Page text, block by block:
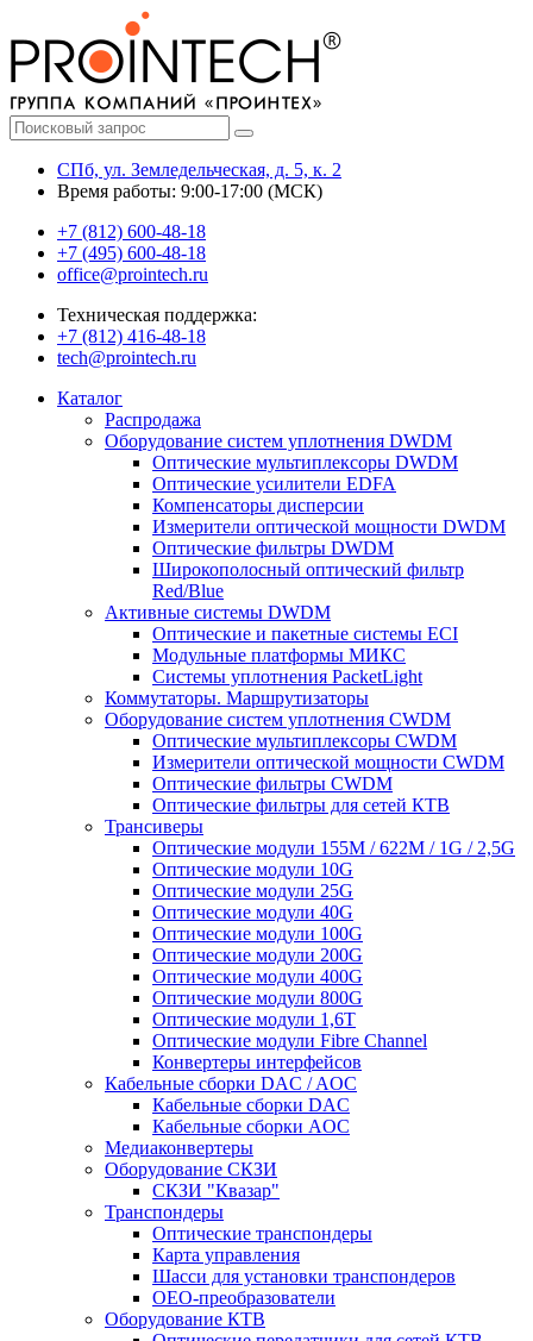
СПб, ул. Земледельческая, д. 5, к. 2
Время работы: 9:00-17:00 (МСК)
+7 (812) 600-48-18
+7 (495) 600-48-18
office@prointech.ru
Техническая поддержка:
+7 (812) 416-48-18
tech@prointech.ru
Каталог
Распродажа
Оборудование систем уплотнения DWDM
Оптические мультиплексоры DWDM
Оптические усилители EDFA
Компенсаторы дисперсии
Измерители оптической мощности DWDM
Оптические фильтры DWDM
Широкополосный оптический фильтр
Red/Blue
Активные системы DWDM
Оптические и пакетные системы ECI
Модульные платформы МИКС
Системы уплотнения PacketLight
Коммутаторы. Маршрутизаторы
Оборудование систем уплотнения CWDM
Оптические мультиплексоры CWDM
Измерители оптической мощности CWDM
Оптические фильтры CWDM
Оптические фильтры для сетей КТВ
Трансиверы
Оптические модули 155M / 622M / 1G / 2,5G
Оптические модули 10G
Оптические модули 25G
Оптические модули 40G
Оптические модули 100G
Оптические модули 200G
Оптические модули 400G
Оптические модули 800G
Оптические модули 1,6T
Оптические модули Fibre Channel
Конвертеры интерфейсов
Кабельные сборки DAC / AOC
Кабельные сборки DAC
Кабельные сборки AOC
Медиаконвертеры
Оборудование СКЗИ
СКЗИ "Квазар"
Транспондеры
Оптические транспондеры
Карта управления
Шасси для установки транспондеров
OEO-преобразователи
Оборудование КТВ